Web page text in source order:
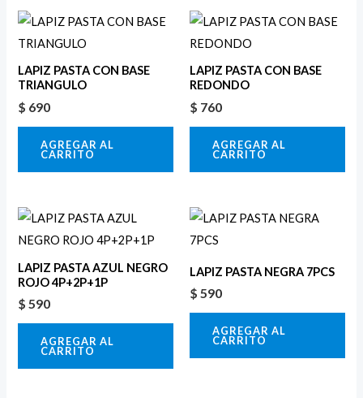
LAPIZ PASTA CON BASE
TRIANGULO
$ 690
AGREGAR AL
CARRITO
LAPIZ PASTA CON BASE
REDONDO
$ 760
AGREGAR AL
CARRITO
LAPIZ PASTA AZUL NEGRO
ROJO 4P+2P+1P
$ 590
AGREGAR AL
CARRITO
LAPIZ PASTA NEGRA 7PCS
$ 590
AGREGAR AL
CARRITO